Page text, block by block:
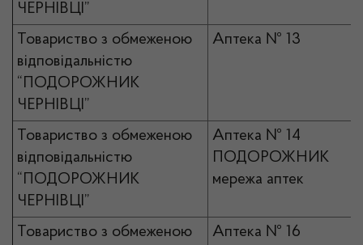
ЧЕРНІВЦІ”
Товариство з обмеженою
відповідальністю
“ПОДОРОЖНИК
ЧЕРНІВЦІ”
Аптека № 13
Товариство з обмеженою
відповідальністю
“ПОДОРОЖНИК
ЧЕРНІВЦІ”
Аптека № 14
ПОДОРОЖНИК
мережа аптек
Товариство з обмеженою
Аптека № 16